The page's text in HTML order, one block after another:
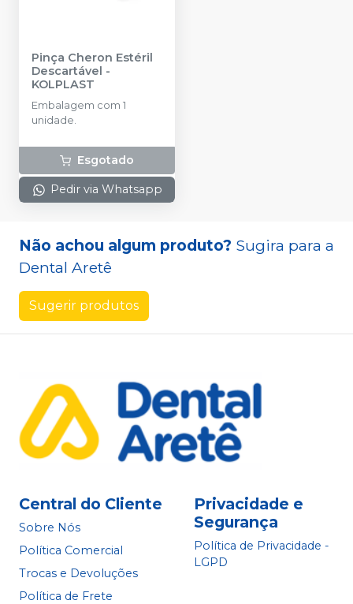
Pinça Cheron Estéril
Descartável -
KOLPLAST
Embalagem com 1
unidade.
Esgotado
Pedir via Whatsapp
Não achou algum produto? Sugira para a
Dental Aretê
Sugerir produtos
Central do Cliente
Sobre Nós
Política Comercial
Trocas e Devoluções
Política de Frete
Privacidade e
Segurança
Política de Privacidade -
LGPD